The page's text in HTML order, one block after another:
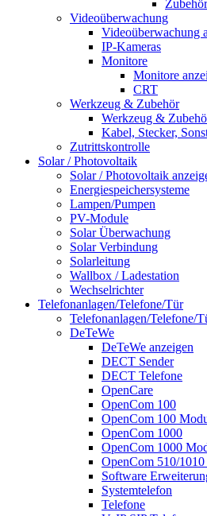
Zubehör
Videoüberwachung
Videoüberwachung
IP-Kameras
Monitore
Monitore
CRT
Werkzeug & Zubehör
Werkzeug &
Kabel, Stecker,
Zutrittskontrolle
Solar / Photovoltaik
Solar / Photovoltaik
Energiespeichersysteme
Lampen/Pumpen
PV-Module
Solar Überwachung
Solar Verbindung
Solarleitung
Wallbox / Ladestation
Wechselrichter
Telefonanlagen/Telefone/Tür
Telefonanlagen/Telefone/
DeTeWe
DeTeWe anzeigen
DECT Sender
DECT Telefone
OpenCare
OpenCom 100
OpenCom 100
OpenCom 1000
OpenCom 1000
OpenCom 510/
Software
Systemtelefon
Telefone